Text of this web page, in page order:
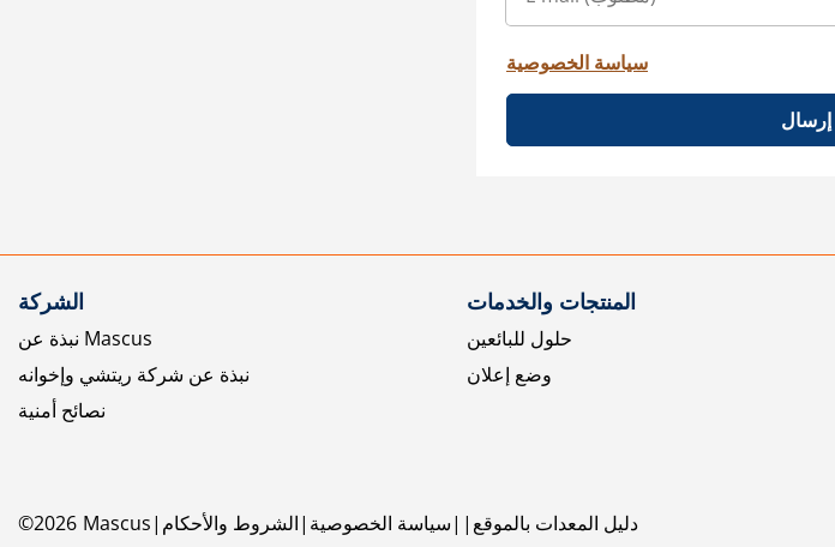
سياسة الخصوصية
إرسال
الشركة
نبذة عن Mascus
نبذة عن شركة ريتشي وإخوانه
نصائح أمنية
المنتجات والخدمات
حلول للبائعين
وضع إعلان
©2026 Mascus الشروط والأحكام سياسة الخصوصية دليل المعدات بالموقع